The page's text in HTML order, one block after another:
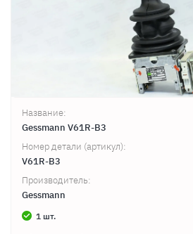
Название:
Gessmann V61R-B3
Номер детали (артикул):
V61R-B3
Производитель:
Gessmann
1 шт.